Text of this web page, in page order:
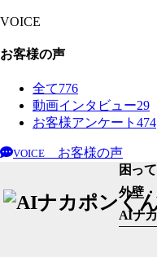
VOICE
お客様の声
全て776
動画インタビュー29
お客様アンケート 474
VOICE
お客様の声
困っ
外壁
AIナ